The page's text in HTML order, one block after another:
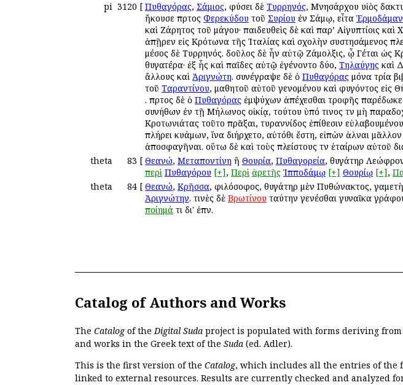
pi 3120 [ Πυθαγόρας, Σάμιος, φύσει δὲ Τυρρηνός, Μνησάρχου υἱὸς
ἤκουσε πρῶτος Φερεκύδου τοῦ Συρίου ἐν Σάμῳ, εἶτα
καὶ Ζάρητος τοῦ μάγου· παιδευθεὶς δὲ καὶ παρ’ Αἰγυπτίοις
ἀπῇρεν εἰς Κρότωνα τῆς Ἰταλίας καὶ σχολὴν συστησάμενος
μέσος δὲ Τυρρηνός. δοῦλος δὲ ἦν αὐτῷ Ζάμολξις, ᾧ Γέται ὡς
θυγατέρα· ἐξ ἧς καὶ παῖδες αὐτῷ ἐγένοντο δύο, Τηλαύγης καὶ
ἄλλους καὶ Ἀριγνώτη. συνέγραψε δὲ ὁ Πυθαγόρας μόνα τρία
τοῦ Ταραντίνου, μαθητοῦ αὐτοῦ γενομένου καὶ φυγόντος εἰς
. πρῶτος δὲ ὁ Πυθαγόρας ἐμψύχων ἀπέχεσθαι τροφῆς
συνήθων ἐν τῇ Μήλωνος οἰκίᾳ, τούτου ὑπό τινος τῶν μὴ
Κροτωνιάτας τοῦτο πρᾶξαι, τυραννίδος ἐπίθεσιν
πλήρει κυάμων, ἵνα διήρχετο, αὐτόθι ἔστη, εἰπὼν ἁλῶναι
ἀποσφαγῆναι. οὕτω δὲ καὶ τοὺς πλείστους τῶν ἑταίρων αὐτοῦ
theta
83 [ Θεανώ, Μεταποντίνη ἢ Θουρία, Πυθαγορεία, θυγάτηρ
περὶ Πυθαγόρου [+], Περὶ ἀρετῆς Ἱπποδάμῳ [+] Θουρίῳ [+],
theta
84 [ Θεανώ, Κρῆσσα, φιλόσοφος, θυγάτηρ μὲν Πυθώνακτος,
Ἀριγνώτην. τινὲς δὲ Βρωτίνου ταύτην γενέσθαι γυναῖκα
ποίημά τι δι' ἐπῶν.
Catalog of Authors and Works
The Catalogof the Digital Suda project is populated with forms deriving
and works in the Greek text of the Suda (ed. Adler).
This is the first version of the Catalog, which includes all the entries of the
linked to external resources. Results are currently checked and analyzed